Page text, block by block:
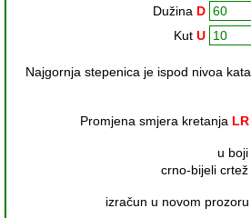
Dužina D
Kut U
Najgornja stepenica je ispod nivoa kata
Promjena smjera kretanja LR
u boji
crno-bijeli crtež
izračun u novom prozoru